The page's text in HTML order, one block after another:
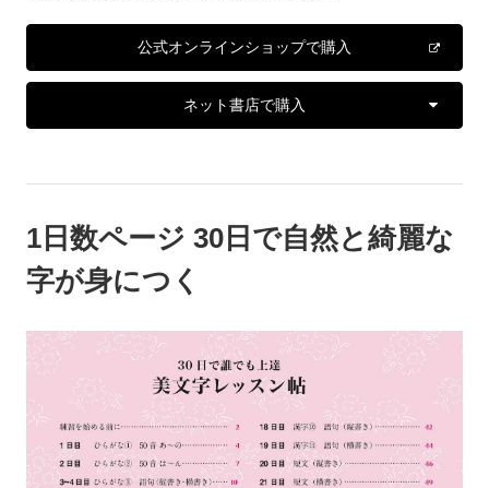
公式オンラインショップで購入
ネット書店で購入
1日数ページ 30日で自然と綺麗な
字が身につく